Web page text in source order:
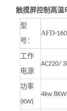
触摸屏控制高温
型
号：
AFD-
工作
电源
AC220/
功率
(KW)
4kw